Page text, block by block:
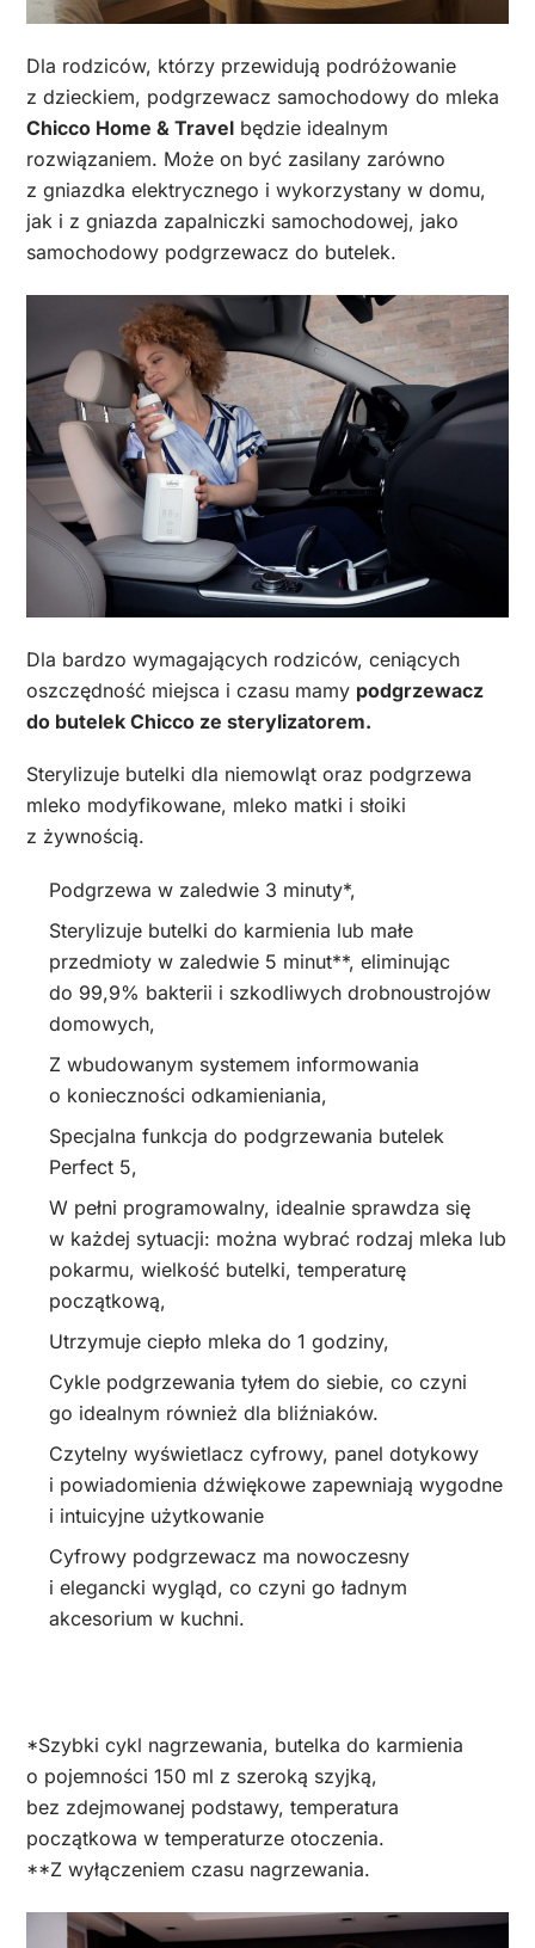
Dla rodziców, którzy przewidują podróżowanie
z dzieckiem, podgrzewacz samochodowy do mleka
Chicco Home & Travel będzie idealnym
rozwiązaniem. Może on być zasilany zarówno
z gniazdka elektrycznego i wykorzystany w domu,
jak i z gniazda zapalniczki samochodowej, jako
samochodowy podgrzewacz do butelek.
Dla bardzo wymagających rodziców, ceniących
oszczędność miejsca i czasu mamy podgrzewacz
do butelek Chicco ze sterylizatorem.
Sterylizuje butelki dla niemowląt oraz podgrzewa
mleko modyfikowane, mleko matki i słoiki
z żywnością.
Podgrzewa w zaledwie 3 minuty*,
Sterylizuje butelki do karmienia lub małe
przedmioty w zaledwie 5 minut**, eliminując
do 99,9% bakterii i szkodliwych drobnoustrojów
domowych,
Z wbudowanym systemem informowania
o konieczności odkamieniania,
Specjalna funkcja do podgrzewania butelek
Perfect 5,
W pełni programowalny, idealnie sprawdza się
w każdej sytuacji: można wybrać rodzaj mleka lub
pokarmu, wielkość butelki, temperaturę
początkową,
Utrzymuje ciepło mleka do 1 godziny,
Cykle podgrzewania tyłem do siebie, co czyni
go idealnym również dla bliźniaków.
Czytelny wyświetlacz cyfrowy, panel dotykowy
i powiadomienia dźwiękowe zapewniają wygodne
i intuicyjne użytkowanie
Cyfrowy podgrzewacz ma nowoczesny
i elegancki wygląd, co czyni go ładnym
akcesorium w kuchni.
*Szybki cykl nagrzewania, butelka do karmienia
o pojemności 150 ml z szeroką szyjką,
bez zdejmowanej podstawy, temperatura
początkowa w temperaturze otoczenia.
**Z wyłączeniem czasu nagrzewania.